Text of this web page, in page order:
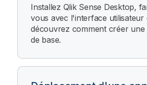
Installez Qlik Sense Desktop,
vous avec l'interface utilisateur
découvrez comment créer une
de base.